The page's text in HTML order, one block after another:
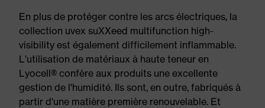
En plus de protéger contre les arcs électriques, la
collection uvex suXXeed multifunction high-
visibility est également difficilement inflammable.
L'utilisation de matériaux à haute teneur en
Lyocell® confère aux produits une excellente
gestion de l'humidité. Ils sont, en outre, fabriqués à
partir d'une matière première renouvelable. Et